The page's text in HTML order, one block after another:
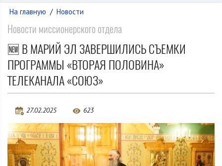
На главную / Новости
Новости миссионерского отдела
🆕 В МАРИЙ ЭЛ ЗАВЕРШИЛИСЬ СЪЕМКИ
ПРОГРАММЫ «ВТОРАЯ ПОЛОВИНА»
ТЕЛЕКАНАЛА «СОЮЗ»
27.02.2025 623